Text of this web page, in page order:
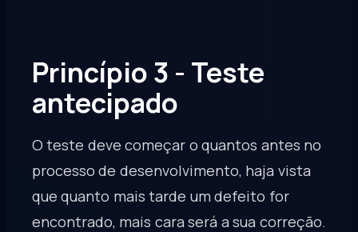
Princípio 3 - Teste
antecipado
O teste deve começar o quantos antes no
processo de desenvolvimento, haja vista
que quanto mais tarde um defeito for
encontrado, mais cara será a sua correção.